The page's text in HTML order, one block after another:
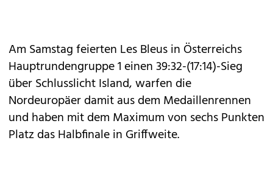
Am Samstag feierten Les Bleus in Österreichs
Hauptrundengruppe 1 einen 39:32-(17:14)-Sieg
über Schlusslicht Island, warfen die
Nordeuropäer damit aus dem Medaillenrennen
und haben mit dem Maximum von sechs Punkten
Platz das Halbfinale in Griffweite.